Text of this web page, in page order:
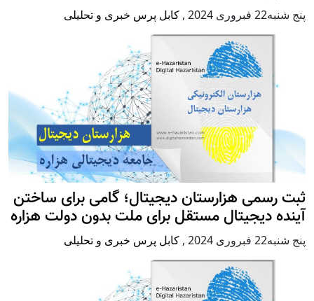
پنج شنبه22 فبروری 2024 , کابل پرس خبری و تحلیلی
ثبت رسمی هزارستان دیجیتال؛ گامی برای ساختن
آینده دیجیتال مستقل برای ملت بدون دولت هزاره
پنج شنبه22 فبروری 2024 , کابل پرس خبری و تحلیلی